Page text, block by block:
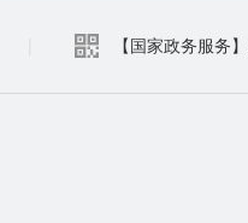
【国家政务服务